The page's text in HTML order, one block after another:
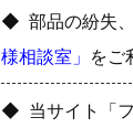
部品の紛失
様相談室」 をご
当サイト「